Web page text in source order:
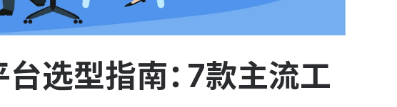
选型指南：7款主流工